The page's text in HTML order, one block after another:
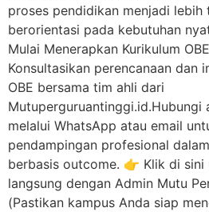
proses pendidikan menjadi lebih
berorientasi pada kebutuhan
Mulai Menerapkan Kurikulum
Konsultasikan perencanaan dan
OBE bersama tim ahli dari
Mutuperguruantinggi.id.Hubungi
melalui WhatsApp atau email
pendampingan profesional
berbasis outcome. 👉 Klik di sini
langsung dengan Admin Mutu
(Pastikan kampus Anda siap